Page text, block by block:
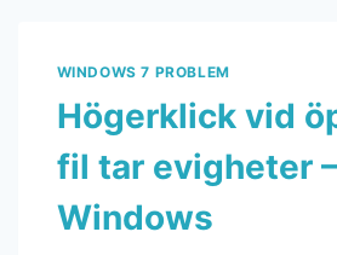
WINDOWS 7 PROBLEM
Högerklick vid
fil tar evigheter –
Windows